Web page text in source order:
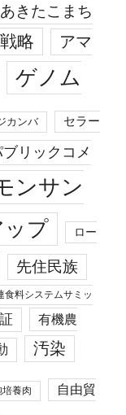
あきたこまち
略 アマ
ゲノム
カンバ セラー
ブリックコメ
ンサン
ップ ロー
先住民族
食料システムサミッ
有機農
汚染
培養肉 自由貿